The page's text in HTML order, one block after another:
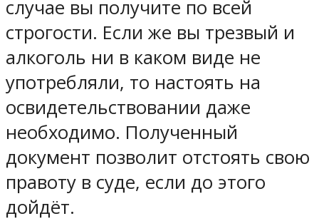
случае вы получите по всей
строгости. Если же вы трезвый и
алкоголь ни в каком виде не
употребляли, то настоять на
освидетельствовании даже
необходимо. Полученный
документ позволит отстоять свою
правоту в суде, если до этого
дойдёт.